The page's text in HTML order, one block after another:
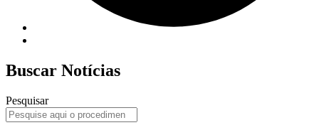
Buscar Notícias
Pesquisar